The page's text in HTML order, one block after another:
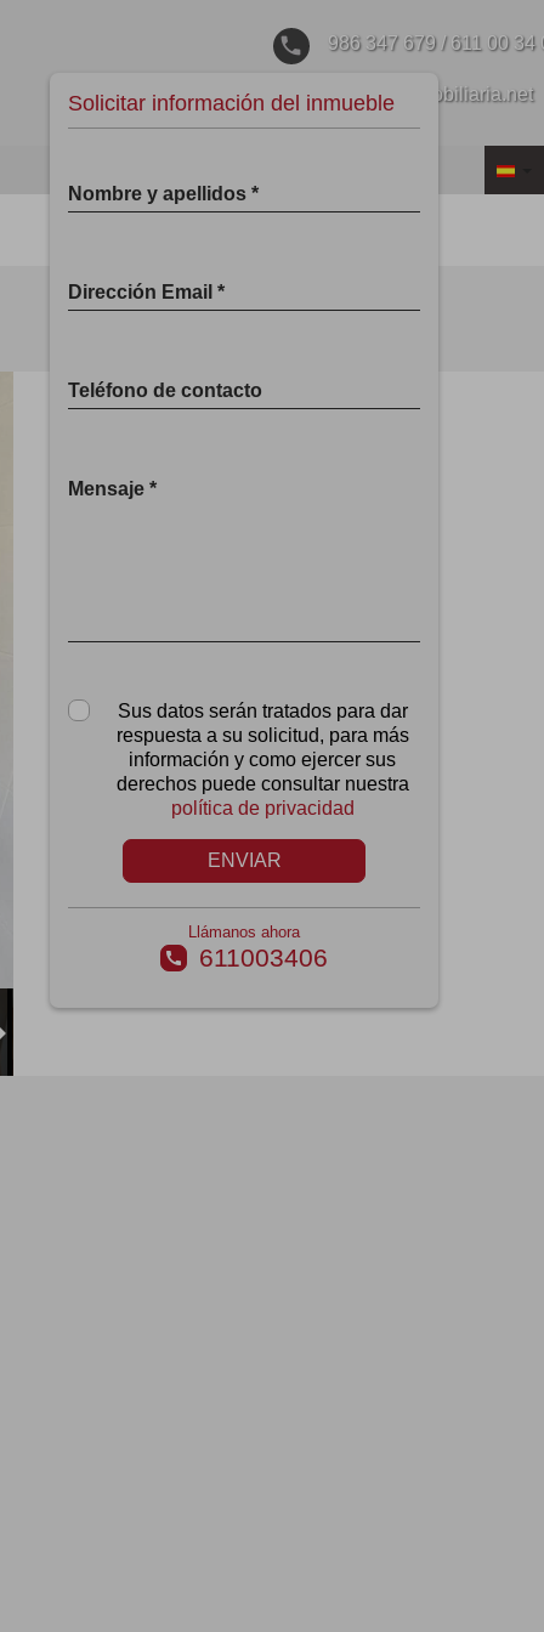
phone 986 347 679 / 611 00 34
email m2@m2inmobiliaria.net
Solicitar información del inmueble
Nombre y apellidos *
Dirección Email *
Teléfono de contacto
Mensaje *
Sus datos serán tratados para dar
respuesta a su solicitud, para más
información y como ejercer sus
derechos puede consultar nuestra
política de privacidad
ENVIAR
Llámanos ahora
call 611003406